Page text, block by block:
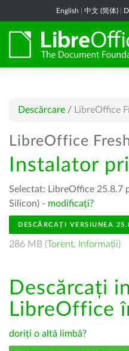
English 中文 (简体)
Descărcare / LibreOffice
LibreOffice
Instalator
Selectat: LibreOffice 25.8.7
Silicon) - modificați?
DESCĂRCAȚI VERSIUNEA
286 MB (Torent, Informații)
Descărcați
LibreOffice
doriți o altă limbă?